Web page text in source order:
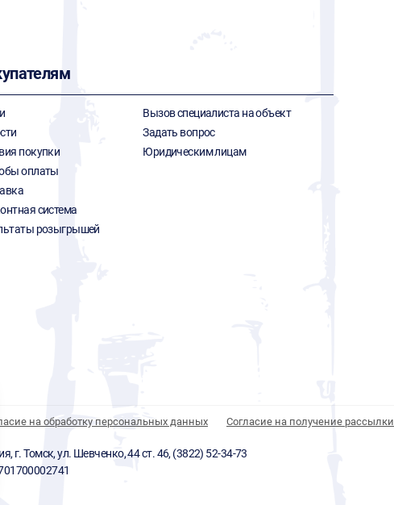
покупки
оплаты
система
розыгрышей
Вызов специалиста на объект
Задать вопрос
Юридическим лицам
на обработку персональных данных Согласие на получение рассылки
г. Томск, ул. Шевченко, 44 ст. 46, (3822) 52-34-73